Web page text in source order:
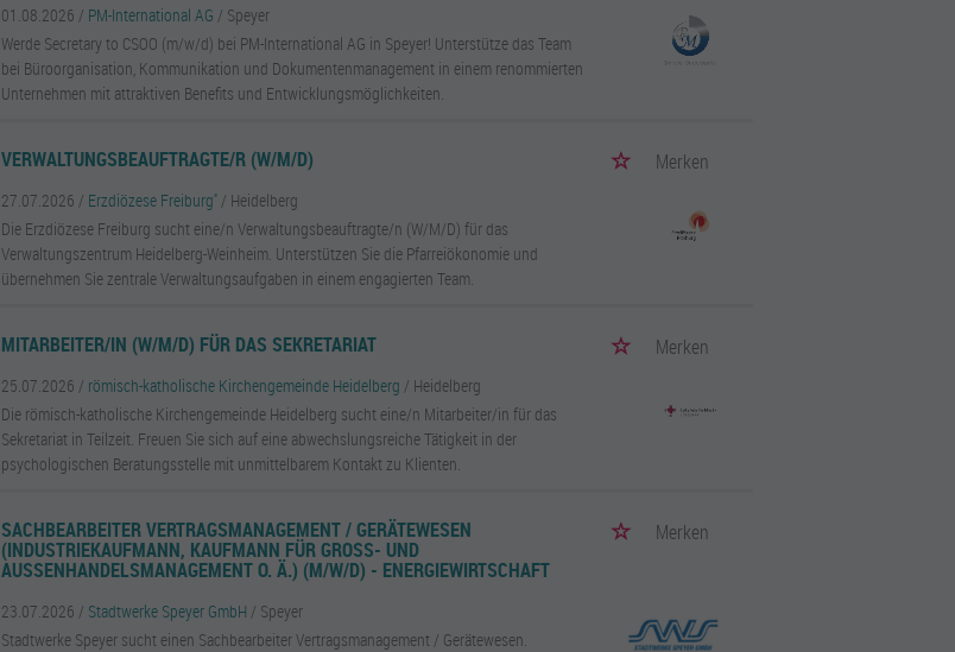
01.08.2026 / PM-International AG / Speyer
Werde Secretary to CSOO (m/w/d) bei PM-International AG in Speyer! Unterstütze das Team
bei Büroorganisation, Kommunikation und Dokumentenmanagement in einem renommierten
Unternehmen mit attraktiven Benefits und Entwicklungsmöglichkeiten.
VERWALTUNGSBEAUFTRAGTE/R (W/M/D) Merken
27.07.2026 / Erzdiözese Freiburg'' / Heidelberg
Die Erzdiözese Freiburg sucht eine/n Verwaltungsbeauftragte/n (W/M/D) für das
Verwaltungszentrum Heidelberg-Weinheim. Unterstützen Sie die Pfarreiökonomie und
übernehmen Sie zentrale Verwaltungsaufgaben in einem engagierten Team.
MITARBEITER/IN (W/M/D) FÜR DAS SEKRETARIAT Merken
25.07.2026 / römisch-katholische Kirchengemeinde Heidelberg / Heidelberg
Die römisch-katholische Kirchengemeinde Heidelberg sucht eine/n Mitarbeiter/in für das
Sekretariat in Teilzeit. Freuen Sie sich auf eine abwechslungsreiche Tätigkeit in der
psychologischen Beratungsstelle mit unmittelbarem Kontakt zu Klienten.
SACHBEARBEITER VERTRAGSMANAGEMENT / GERÄTEWESEN
(INDUSTRIEKAUFMANN, KAUFMANN FÜR GROSS- UND A
USSENHANDELSMANAGEMENT O. Ä.) (M/W/D) - ENERGIEWIRTSCHAFT
Merken
23.07.2026 / Stadtwerke Speyer GmbH / Speyer
Stadtwerke Speyer sucht einen Sachbearbeiter Vertragsmanagement / Gerätewesen.